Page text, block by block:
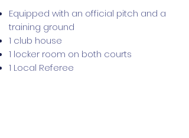
Equipped with an official pitch and a
training ground
1 club house
1 locker room on both courts
1 Local Referee